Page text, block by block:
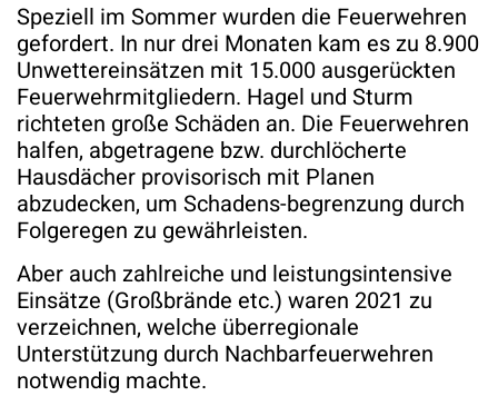
Speziell im Sommer wurden die Feuerwehren
gefordert. In nur drei Monaten kam es zu 8.900
Unwettereinsätzen mit 15.000 ausgerückten
Feuerwehrmitgliedern. Hagel und Sturm
richteten große Schäden an. Die Feuerwehren
halfen, abgetragene bzw. durchlöcherte
Hausdächer provisorisch mit Planen
abzudecken, um Schadens-begrenzung durch
Folgeregen zu gewährleisten.
Aber auch zahlreiche und leistungsintensive
Einsätze (Großbrände etc.) waren 2021 zu
verzeichnen, welche überregionale
Unterstützung durch Nachbarfeuerwehren
notwendig machte.